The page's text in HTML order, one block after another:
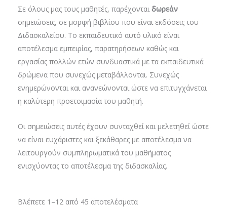
Σε όλους μας τους μαθητές, παρέχονται δωρεάν
σημειώσεις, σε μορφή βιβλίου που είναι εκδόσεις του
Διδασκαλείου. Το εκπαιδευτικό αυτό υλικό είναι
αποτέλεσμα εμπειρίας, παρατηρήσεων καθώς και
εργασίας πολλών ετών συνδυαστικά με τα εκπαιδευτικά
δρώμενα που συνεχώς μεταβάλλονται. Συνεχώς
ενημερώνονται και ανανεώνονται ώστε να επιτυγχάνεται
η καλύτερη προετοιμασία του μαθητή.
Οι σημειώσεις αυτές έχουν συνταχθεί και μελετηθεί ώστε
να είναι ευχάριστες και ξεκάθαρες με αποτέλεσμα να
λειτουργούν συμπληρωματικά του μαθήματος
ενισχύοντας το αποτέλεσμα της διδασκαλίας.
Βλέπετε 1–12 από 45 αποτελέσματα